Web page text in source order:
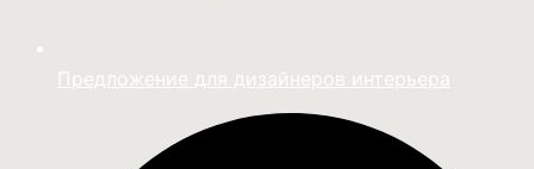
Предложение для дизайнеров интерьера